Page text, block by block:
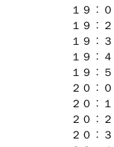
１９：
１９：
１９：
１９：
１９：
２０：
２０：
２０：
２０：